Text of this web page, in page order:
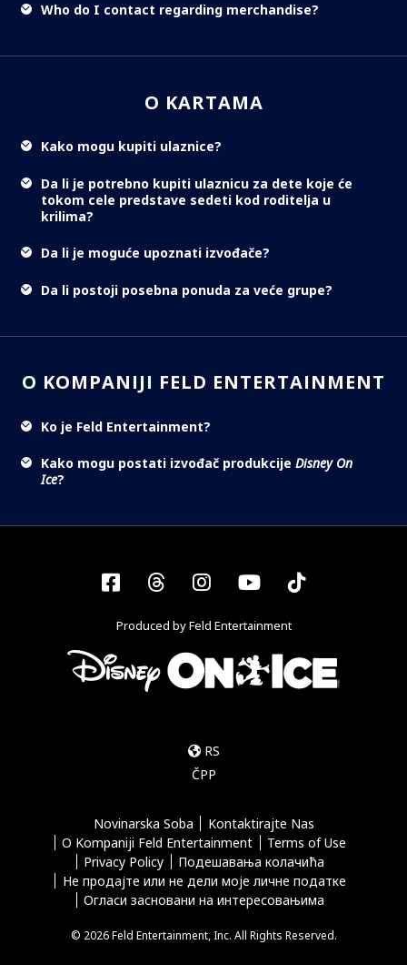
Who do I contact regarding merchandise?
O KARTAMA
Kako mogu kupiti ulaznice?
Da li je potrebno kupiti ulaznicu za dete koje će
tokom cele predstave sedeti kod roditelja u
krilima?
Da li je moguće upoznati izvođače?
Da li postoji posebna ponuda za veće grupe?
O KOMPANIJI FELD ENTERTAINMENT
Ko je Feld Entertainment?
Kako mogu postati izvođač produkcije Disney On
Ice?
Facebook
ThreadsInstagram
YouTubeTiktok
Produced by Feld Entertainment
RS
ČPP
Novinarska Soba
Kontaktirajte Nas
O Kompaniji Feld Entertainment
Terms of Use
Privacy Policy
Подешавања колачића
Не продајте или не дели моје личне податке
Огласи засновани на интересовањима
© 2026 Feld Entertainment, Inc. All Rights Reserved.